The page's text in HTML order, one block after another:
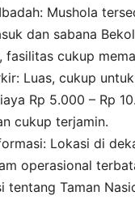
Mushola
dan sabana
fasilitas cukup
Luas, cukup
Rp 5.000 – Rp
cukup terjamin.
Lokasi di
operasional
tentang Taman